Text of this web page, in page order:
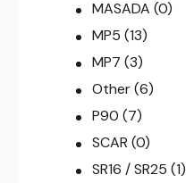
MASADA (0)
MP5 (13)
MP7 (3)
Other (6)
P90 (7)
SCAR (0)
SR16 / SR25 (1)